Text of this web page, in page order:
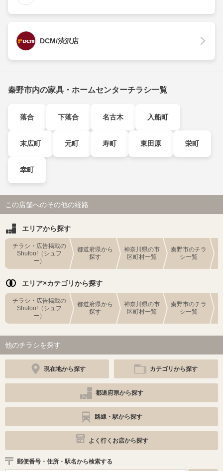
DCM/渋沢店
秦野市内の家具・ホームセンターチラシ一覧
落合 下落合 名古木 入船町
末広町 元町 寿町 東田原 栄町
幸町
この店舗へのその他の経路
エリアから探す
チラシ・広告掲載の
Shufoo!（シュフ
ー）
都道府県から
探す
神奈川県の市
区町村一覧
秦野市のチラ
シ一覧
エリア×カテゴリから探す
チラシ・広告掲載の
Shufoo!（シュフ
ー）
都道府県から
探す
神奈川県の市
区町村一覧
秦野市のチラ
シ一覧
他のチラシを探す
現在地から探す カテゴリから探す
都道府県から探す
路線・駅から探す
よく行くお店から探す
郵便番号・住所・駅名から検索する